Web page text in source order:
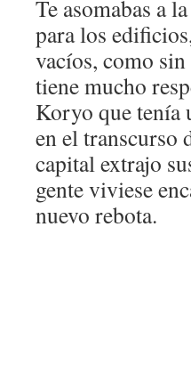
Te asomabas a
para los
vacíos, como
tiene mucho
Koryo que tenía
en el transcurso
capital extrajo
gente viviese
nuevo rebota.